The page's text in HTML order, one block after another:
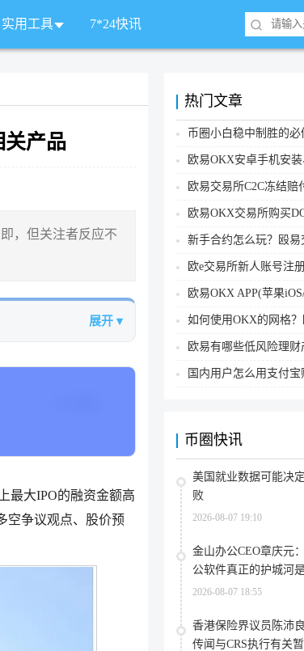
实用工具 7*24快讯
关产品
，但关注者反应不
展开 ▾
最大IPO的融资金额高
空争议观点、股价预
热门文章
币圈小白稳中制胜的
欧易OKX安卓手机安装、注册、实名
欧易交易所C2C冻结赔付
欧易OKX交易所购买DOGE
新手合约怎么玩？殴易交易所永续合约
欧e交易所新人账号注册、身份
欧易OKX APP(苹果iOS/安卓
如何使用OKX的网格？欧易策略交
欧易有哪些低风险理财产品？欧易五
国内用户怎么用支付宝购买
币圈快讯
美国就业数据可能决
败
2026-08-07 19:10
金山办公CEO章庆元
公软件真正的护城河
2026-08-07 18:55
香港保险界议员陈沛
传闻与CRS执行有关